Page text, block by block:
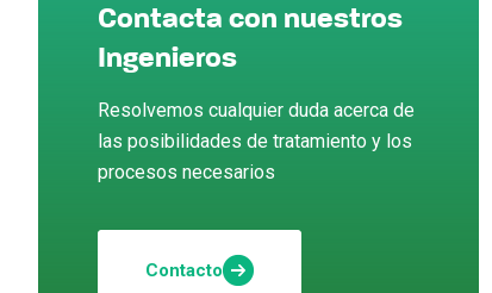
Contacta con nuestros
Ingenieros
Resolvemos cualquier duda acerca de
las posibilidades de tratamiento y los
procesos necesarios
Contacto